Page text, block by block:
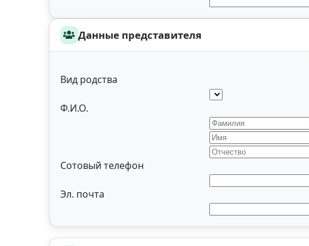
Данные представителя
Вид родства
Ф.И.О.
Сотовый телефон
Эл. почта